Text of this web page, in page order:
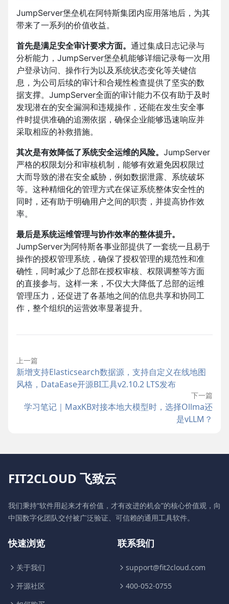
JumpServer堡垒机在阿特斯集团内应用落地后，为其
带来了一系列的价值收益。
首先是满足安全审计要求方面。 通过集成日志记录与
分析能力，JumpServer堡垒机能够详细记录每一次用
户登录访问、操作行为以及系统状态变化等关键信
息，为公司后续的审计和合规性检查提供了坚实的数
据支撑。JumpServer全面的审计能力不仅有助于及时
发现潜在的安全漏洞和违规操作，还能在发生安全事
件时提供准确的追溯依据，确保企业能够迅速响应并
采取相应的补救措施。
其次是有效降低了系统安全运维的风险。 JumpServer
严格的权限划分和审核机制，能够有效避免因权限过
大而导致的潜在安全威胁，例如数据泄露、系统破坏
等。这种精细化的管理方式在保证系统整体安全性的
同时，还有助于明确用户之间的职责，并提高协作效
率。
最后是系统运维管理与协作效率的整体提升。
JumpServer为阿特斯各事业部提供了一套统一且易于
操作的授权管理系统，确保了授权管理的规范性和准
确性，同时减少了总部在授权审核、权限调整等方面
的直接参与。这样一来，不仅大大降低了总部的运维
管理压力，还促进了各基地之间的信息共享和协同工
作，整个组织的运营效率显著提升。
上一篇
新增支持Elasticsearch数据源，支持自定义在线地图
风格，DataEase开源BI工具v2.10.2 LTS发布
下一篇
学习笔记｜MaxKB对接本地大模型时，选择Ollma还
是vLLM？
FIT2CLOUD 飞致云
我们秉持“软件用起来才有价值，才有改进的机会”的核心价值观，向
中国数字化团队交付被广泛验证、可信赖的通用工具软件。
快速浏览
关于我们
开源社区
联系我们
support@fit2cloud.com
400-052-0755